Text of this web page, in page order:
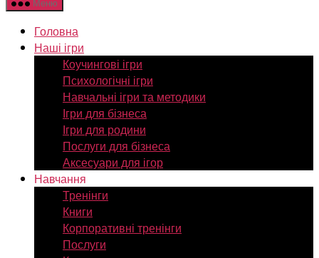
Меню
Головна
Наші ігри
Коучингові ігри
Психологічні ігри
Навчальні ігри та методики
Ігри для бізнеса
Ігри для родини
Послуги для бізнеса
Аксесуари для ігор
Навчання
Тренінги
Книги
Корпоративні тренінги
Послуги